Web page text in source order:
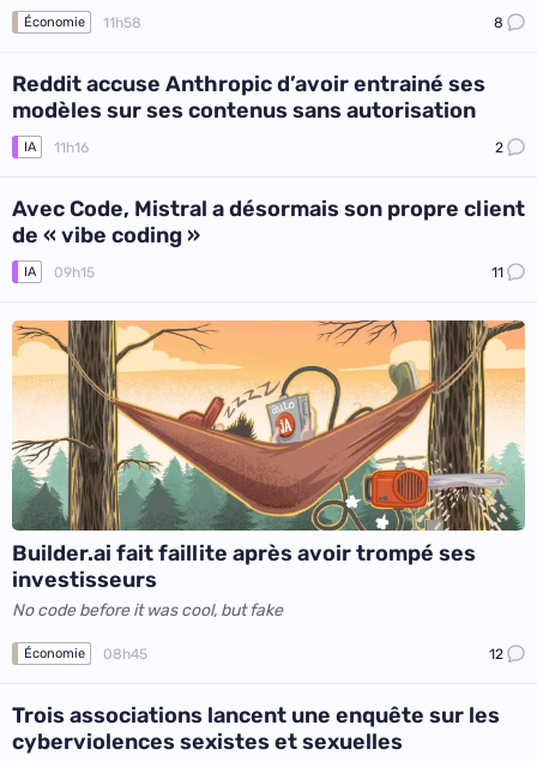
Économie 11h58 8
Reddit accuse Anthropic d’avoir entrainé ses
modèles sur ses contenus sans autorisation
IA 11h16 2
Avec Code, Mistral a désormais son propre client
de « vibe coding »
IA 09h15 11
Builder.ai fait faillite après avoir trompé ses
investisseurs
No code before it was cool, but fake
Économie 08h45 12
Trois associations lancent une enquête sur les
cyberviolences sexistes et sexuelles